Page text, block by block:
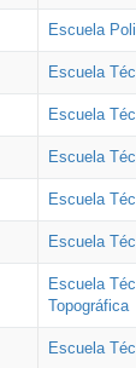
Escuela
Escuela
Escuela
Escuela
Escuela
Escuela
Escuela
Topográfica
Escuela